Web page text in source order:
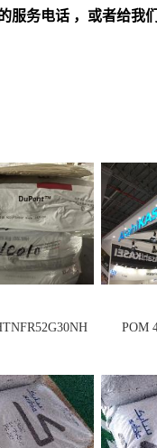
服务电话 ，或者给我
POM